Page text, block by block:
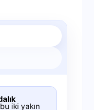
iki yakın